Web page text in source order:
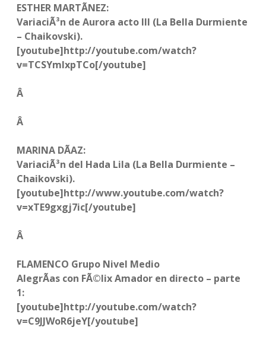
ESTHER MARTÃNEZ:
VariaciÃ³n de Aurora acto III (La Bella Durmiente
– Chaikovski).
[youtube]http://youtube.com/watch?
v=TCSYmlxpTCo[/youtube]
Â
Â
MARINA DÃAZ:
VariaciÃ³n del Hada Lila (La Bella Durmiente –
Chaikovski).
[youtube]http://www.youtube.com/watch?
v=xTE9gxgj7ic[/youtube]
Â
FLAMENCO Grupo Nivel Medio
AlegrÃ­as con FÃ©lix Amador en directo – parte
1:
[youtube]http://youtube.com/watch?
v=C9JJWoR6jeY[/youtube]